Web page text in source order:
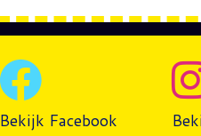
Bekijk Facebook